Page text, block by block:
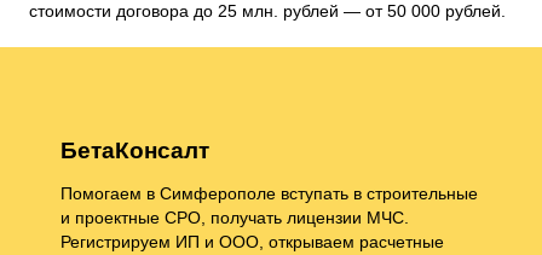
стоимости договора до 25 млн. рублей — от 50 000 рублей.
БетаКонсалт
Помогаем в Симферополе вступать в строительные
и проектные СРО, получать лицензии МЧС.
Регистрируем ИП и ООО, открываем расчетные